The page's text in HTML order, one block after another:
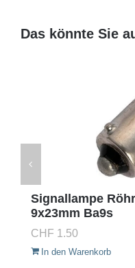
Das könnte Sie
Signallampe
9x23mm Ba9s
CHF 1.50
In den Warenkorb